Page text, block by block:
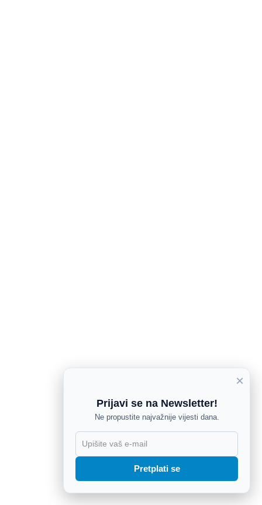
×
Prijavi se na Newsletter!
Ne propustite najvažnije vijesti dana.
Pretplati se